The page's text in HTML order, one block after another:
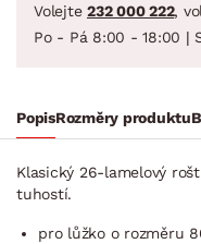
Volejte 232 000 222,
Po - Pá 8:00 - 18:00 |
PopisRozměry produktu
Klasický 26-lamelový
tuhostí.
pro lůžko o rozměru